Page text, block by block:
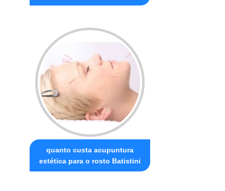
quanto custa acupuntura
estética para o rosto Batistini